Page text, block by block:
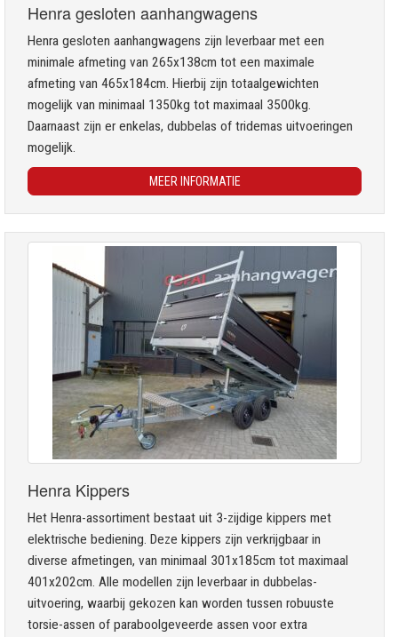
Henra gesloten aanhangwagens
Henra gesloten aanhangwagens zijn leverbaar met een
minimale afmeting van 265x138cm tot een maximale
afmeting van 465x184cm. Hierbij zijn totaalgewichten
mogelijk van minimaal 1350kg tot maximaal 3500kg.
Daarnaast zijn er enkelas, dubbelas of tridemas uitvoeringen
mogelijk.
MEER INFORMATIE
Henra Kippers
Het Henra-assortiment bestaat uit 3-zijdige kippers met
elektrische bediening. Deze kippers zijn verkrijgbaar in
diverse afmetingen, van minimaal 301x185cm tot maximaal
401x202cm. Alle modellen zijn leverbaar in dubbelas-
uitvoering, waarbij gekozen kan worden tussen robuuste
torsie-assen of paraboolgeveerde assen voor extra